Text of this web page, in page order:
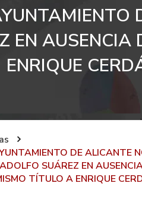
EN AUSENCIA
ENRIQUE
DE ALICANTE
SUÁREZ EN
TÍTULO A ENRIQUE